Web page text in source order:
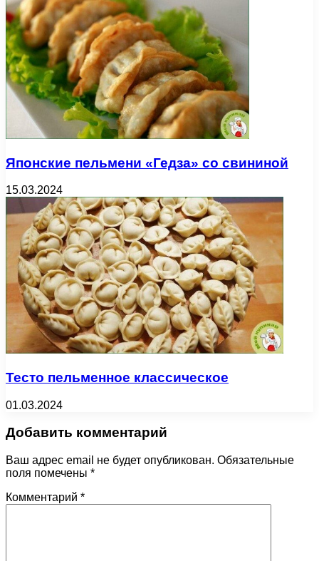
Японские пельмени «Гедза» со свининой
15.03.2024
Тесто пельменное классическое
01.03.2024
Добавить комментарий
Ваш адрес email не будет опубликован. Обязательные
поля помечены *
Комментарий *